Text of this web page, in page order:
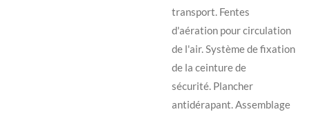
transport. Fentes
d'aération pour circulation
de l'air.Système de fixation
de la ceinture de
sécurité. Plancher
antidérapant.Assemblage